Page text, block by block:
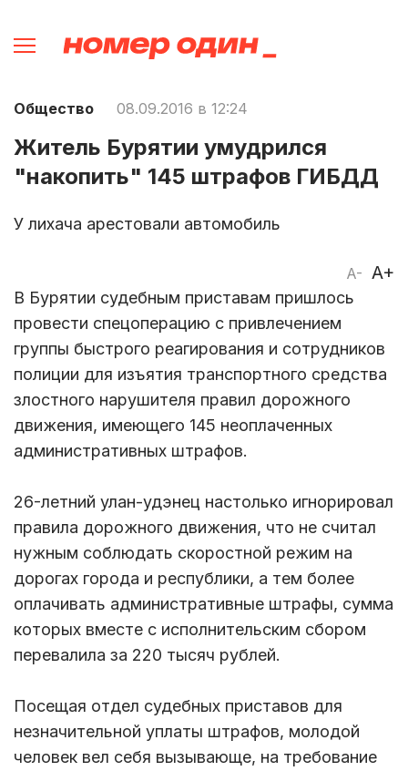
Общество 08.09.2016 в 12:24
Житель Бурятии умудрился
"накопить" 145 штрафов ГИБДД
У лихача арестовали автомобиль
A- A+
В Бурятии судебным приставам пришлось
провести спецоперацию с привлечением
группы быстрого реагирования и сотрудников
полиции для изъятия транспортного средства
злостного нарушителя правил дорожного
движения, имеющего 145 неоплаченных
административных штрафов.
26-летний улан-удэнец настолько игнорировал
правила дорожного движения, что не считал
нужным соблюдать скоростной режим на
дорогах города и республики, а тем более
оплачивать административные штрафы, сумма
которых вместе с исполнительским сбором
перевалила за 220 тысяч рублей.
Посещая отдел судебных приставов для
незначительной уплаты штрафов, молодой
человек вел себя вызывающе, на требование